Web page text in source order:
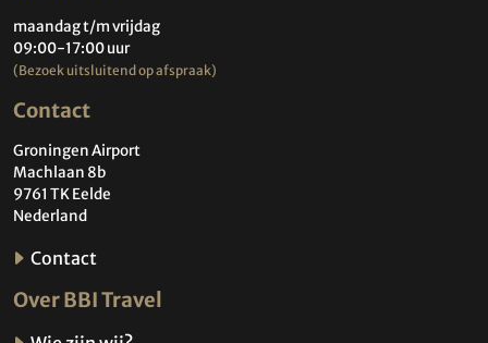
maandag t/m vrijdag
09:00-17:00 uur
(Bezoek uitsluitend op afspraak)
Contact
Groningen Airport
Machlaan 8b
9761 TK Eelde
Nederland
Contact
Over BBI Travel